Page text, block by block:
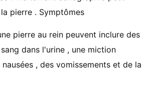
pierre . Symptômes
pierre au rein peuvent inclure des
dans l'urine , une miction
, des vomissements et de la